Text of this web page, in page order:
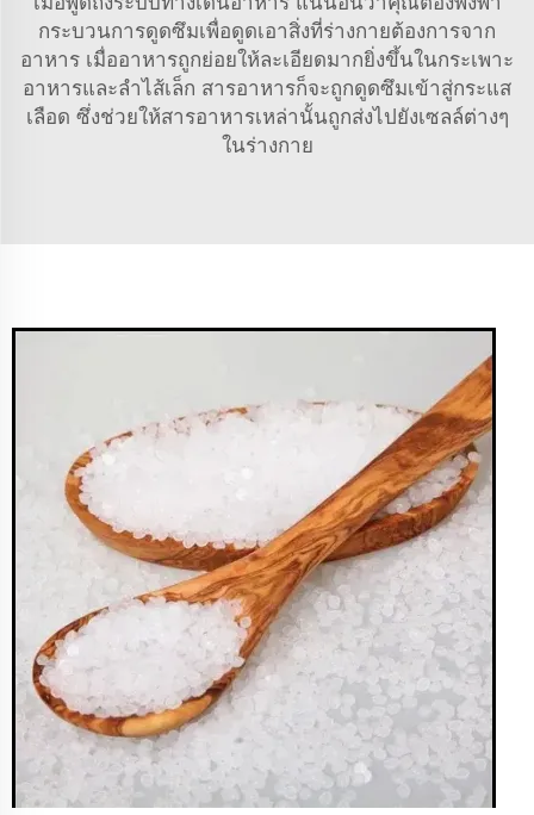
กระบวนการดูดซึมเพื่อดูดเอาสิ่งที่ร่างกายต้องการจาก
อาหาร เมื่ออาหารถูกย่อยให้ละเอียดมากยิ่งขึ้นในกระเพาะ
อาหารและลำไส้เล็ก สารอาหารก็จะถูกดูดซึมเข้าสู่กระแส
เลือด ซึ่งช่วยให้สารอาหารเหล่านั้นถูกส่งไปยังเซลล์ต่างๆ
ในร่างกาย